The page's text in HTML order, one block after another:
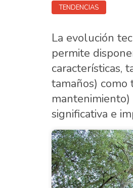
TENDENCIAS
La evolución
permite
características,
tamaños) como
significativa e